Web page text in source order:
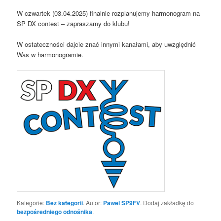
W czwartek (03.04.2025) finalnie rozplanujemy harmonogram na
SP DX contest – zapraszamy do klubu!
W ostateczności dajcie znać innymi kanałami, aby uwzględnić
Was w harmonogramie.
Kategorie: Bez kategorii. Autor: Pawel SP9FV. Dodaj zakładkę do
bezpośredniego odnośnika.